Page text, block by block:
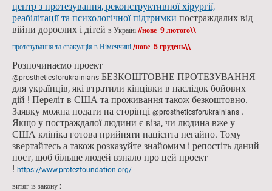
центр з протезування, реконструктивної хірургії,
реабілітації та психологічної підтримки постраждалих від
війни дорослих і дітей в Україні //нове 9 лютого\\
протезування та евакуація в Німеччині /нове 5 грудень\\
Розпочинаємо проект
@prostheticsforukrainians БЕЗКОШТОВНЕ ПРОТЕЗУВАННЯ
для українців, які втратили кінцівки в наслідок бойових
дій ! Переліт в США та проживання також безкоштовно.
Заявку можна подати на сторінці @prostheticsforukrainians .
Якщо у постраждалої людини є віза, чи людина вже у
США клініка готова прийняти пацієнта негайно. Тому
звертайтесь а також розказуйте знайомим і репостіть даний
пост, щоб більше людей взнало про цей проект
! https://www.protezfoundation.org/
витяг із закону :